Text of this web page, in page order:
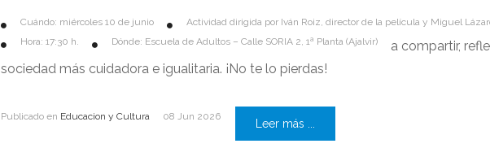
Cuándo: miércoles 10 de junio
Actividad dirigida por Iván Roiz, director de la película y Miguel
Hora: 17:30 h.
Dónde: Escuela de Adultos – Calle SORIA 2, 1ª Planta (Ajalvir)
a compartir,
sociedad más cuidadora e igualitaria. ¡No te lo pierdas!
Publicado en Educacion y Cultura 08 Jun 2026
Leer más ...